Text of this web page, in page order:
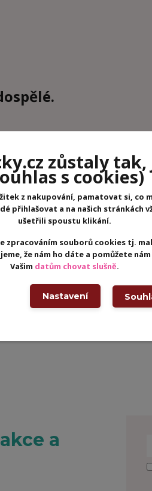
Cílem hry je poskládat 11
stavění a 11 dřevěných
a
zůstaly
s cookies)
z nakupování, pamatovat si, co
přihlašovat a na našich stránkách
ušetřili spoustu klikání.
zpracováním souborů cookies tj.
že nám ho dáte a pomůžete
Vašim datům chovat slušně.
Nastavení